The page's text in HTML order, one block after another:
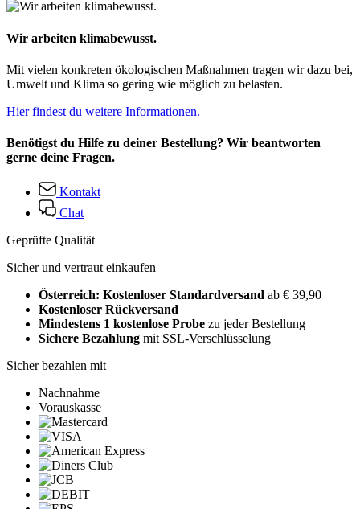
Wir arbeiten klimabewusst.
Mit vielen konkreten ökologischen Maßnahmen tragen wir dazu bei,
Umwelt und Klima so gering wie möglich zu belasten.
Hier findest du weitere Informationen.
Benötigst du Hilfe zu deiner Bestellung? Wir beantworten
gerne deine Fragen.
Kontakt
Chat
Geprüfte Qualität
Sicher und vertraut einkaufen
Österreich: Kostenloser Standardversand ab € 39,90
Kostenloser Rückversand
Mindestens 1 kostenlose Probe zu jeder Bestellung
Sichere Bezahlung mit SSL-Verschlüsselung
Sicher bezahlen mit
Nachnahme
Vorauskasse